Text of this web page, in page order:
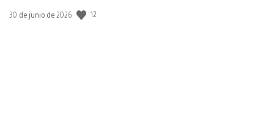
Fecha
30 de junio de 2026 12